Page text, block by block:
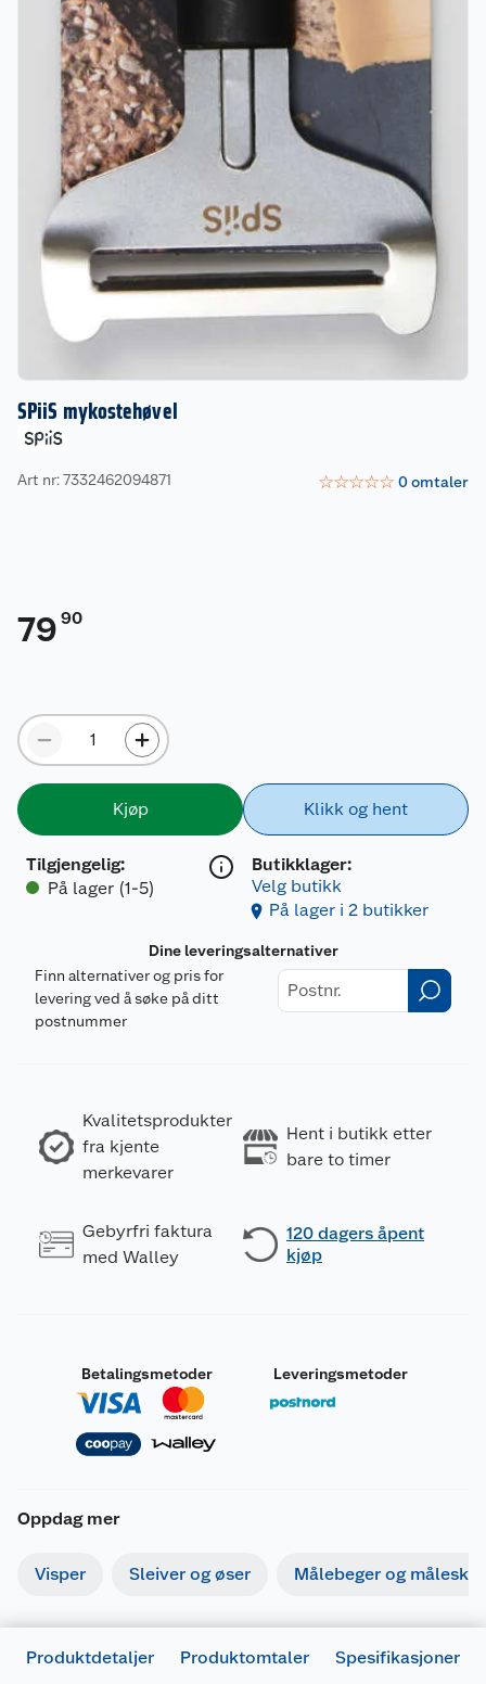
SPiiS mykostehøvel
Art nr: 7332462094871 ☆☆☆☆☆ 0omtaler
79 90
Kjøp
Tilgjengelig:
På lager (1-5)
Klikk og hent
Butikklager:
Velg butikk
På lager i 2 butikker
Dine leveringsalternativer
Finn alternativer og pris for
levering ved å søke på ditt
postnummer
Kvalitetsprodukter
fra kjente
merkevarer
Hent i butikk etter
bare to timer
Gebyrfri faktura
med Walley
120 dagers åpent
kjøp
Betalingsmetoder Leveringsmetoder
Oppdag mer
Visper Sleiver og øser Målebeger og måleskje
Produktdetaljer Produktomtaler Spesifikasjoner
Generelt